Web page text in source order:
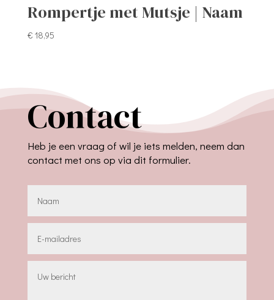
Rompertje met Mutsje | Naam
€ 18,95
Contact
Heb je een vraag of wil je iets melden, neem dan
contact met ons op via dit formulier.